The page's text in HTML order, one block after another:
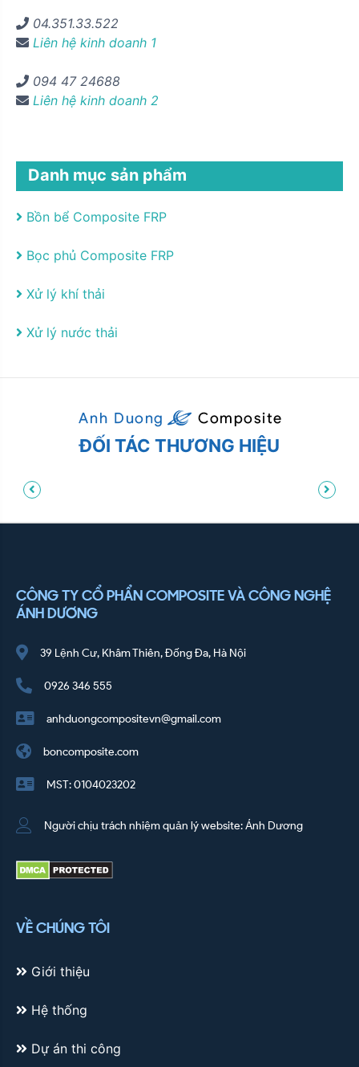
04.351.33.522
Liên hệ kinh doanh 1
094 47 24688
Liên hệ kinh doanh 2
Danh mục sản phẩm
Bồn bể Composite FRP
Bọc phủ Composite FRP
Xử lý khí thải
Xử lý nước thải
ĐỐI TÁC THƯƠNG HIỆU
CÔNG TY CỔ PHẨN COMPOSITE VÀ CÔNG NGHỆ
ÁNH DƯƠNG
39 Lệnh Cư, Khâm Thiên, Đống Đa, Hà Nội
0926 346 555
anhduongcompositevn@gmail.com
boncomposite.com
MST: 0104023202
Người chịu trách nhiệm quản lý website: Ánh Dương
VỀ CHÚNG TÔI
Giới thiệu
Hệ thống
Dự án thi công